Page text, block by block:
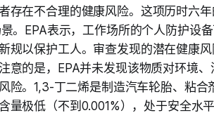
存在不合理的健康风险。这项历时六
。EPA表示，工作场所的个人防护设
规以保护工人。审查发现的潜在健康
意的是，EPA并未发现该物质对环境
险。1,3-丁二烯是制造汽车轮胎、粘
量极低（不到0.001%），处于安全水平